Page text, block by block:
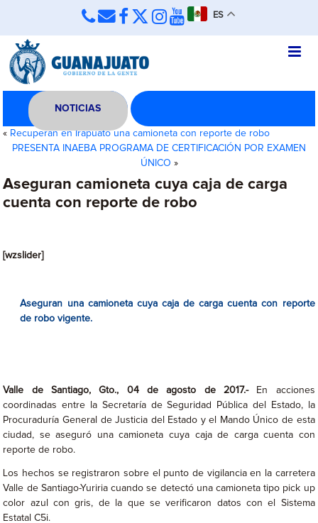
ES
NOTICIAS
« Recuperan en Irapuato una camioneta con reporte de robo
PRESENTA INAEBA PROGRAMA DE CERTIFICACIÓN POR EXAMEN
ÚNICO »
Aseguran camioneta cuya caja de carga
cuenta con reporte de robo
[wzslider]
Aseguran una camioneta cuya caja de carga cuenta con reporte
de robo vigente.
Valle de Santiago, Gto., 04 de agosto de 2017.-
En acciones
coordinadas entre la Secretaría de Seguridad Pública del Estado, la
Procuraduría General de Justicia del Estado y el Mando Único de esta
ciudad, se aseguró una camioneta cuya caja de carga cuenta con
reporte de robo.
Los hechos se registraron sobre el punto de vigilancia en la carretera
Valle de Santiago-Yuriria cuando se detectó una camioneta tipo pick up
color azul con gris, de la que se verificaron datos con el Sistema
Estatal C5i.